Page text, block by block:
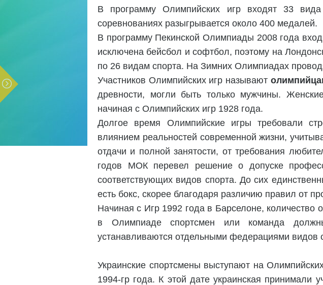
В программу Олимпийских игр входят 33
соревнованиях разыгрывается около 400 медалей.
В программу Пекинской Олимпиады 2008 года
исключена бейсбол и софтбол, поэтому на
по 26 видам спорта. На Зимних Олимпиадах
Участников Олимпийских игр называют
древности, могли быть только мужчины.
начиная с Олимпийских игр 1928 года.
Долгое время Олимпийские игры требовали
влиянием реальностей современной жизни,
отдачи и полной занятости, от требования
годов МОК перевел решение о допуске
соответствующих видов спорта. До сих
есть бокс, скорее благодаря различию правил от
Начиная с Игр 1992 года в Барселоне,
в Олимпиаде спортсмен или команда
устанавливаются отдельными федерациями видов
Украинские спортсмены выступают на
1994-гр года. К этой дате украинская принимали